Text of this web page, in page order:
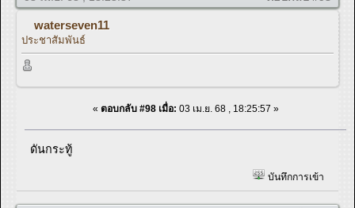
waterseven11
ประชาสัมพันธ์
« ตอบกลับ #98 เมื่อ: 03 เม.ย. 68 , 18:25:57 »
ดันกระทู้
บันทึกการเข้า